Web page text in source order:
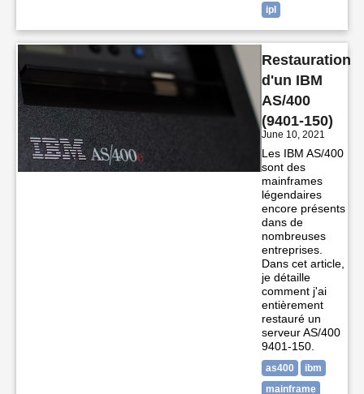
ipl
Restauration
d'un IBM
AS/400
(9401-150)
June 10, 2021
Les IBM AS/400
sont des
mainframes
légendaires
encore présents
dans de
nombreuses
entreprises.
Dans cet article,
je détaille
comment j'ai
entièrement
restauré un
serveur AS/400
9401-150.
as400
ibm
mainframe